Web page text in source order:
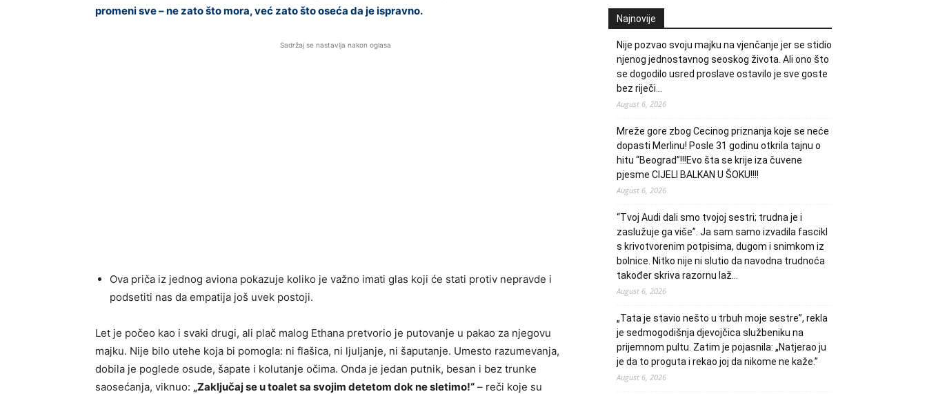
promeni sve – ne zato što mora, već zato što oseća da je ispravno.
Sadržaj se nastavlja nakon oglasa
Ova priča iz jednog aviona pokazuje koliko je važno imati glas koji će stati protiv nepravde i
podsetiti nas da empatija još uvek postoji.
Let je počeo kao i svaki drugi, ali plač malog Ethana pretvorio je putovanje u pakao za njegovu
majku. Nije bilo utehe koja bi pomogla: ni flašica, ni ljuljanje, ni šaputanje. Umesto razumevanja,
dobila je poglede osude, šapate i kolutanje očima. Onda je jedan putnik, besan i bez trunke
saosećanja, viknuo: „Zaključaj se u toalet sa svojim detetom dok ne sletimo!“ – reči koje su
Najnovije
Nije pozvao svoju majku na vjenčanje jer se stidio
njenog jednostavnog seoskog života. Ali ono što
se dogodilo usred proslave ostavilo je sve goste
bez riječi…
August 6, 2026
Mreže gore zbog Cecinog priznanja koje se neće
dopasti Merlinu! Posle 31 godinu otkrila tajnu o
hitu “Beograd”!!!Evo šta se krije iza čuvene
pjesme CIJELI BALKAN U ŠOKU!!!!
August 6, 2026
“Tvoj Audi dali smo tvojoj sestri; trudna je i
zaslužuje ga više”. Ja sam samo izvadila fascikl
s krivotvorenim potpisima, dugom i snimkom iz
bolnice. Nitko nije ni slutio da navodna trudnoća
također skriva razornu laž…
August 6, 2026
„Tata je stavio nešto u trbuh moje sestre”, rekla
je sedmogodišnja djevojčica službeniku na
prijemnom pultu. Zatim je pojasnila: „Natjerao ju
je da to proguta i rekao joj da nikome ne kaže.”
August 6, 2026